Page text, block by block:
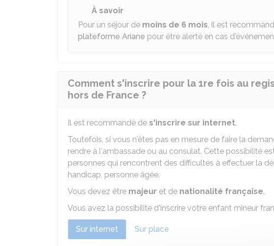
À savoir
Pour un séjour de moins de 6 mois, il est
plateforme Ariane pour être alerté en cas
Comment s'inscrire pour la 1re fois au
hors de France ?
Il est recommandé de s'inscrire sur internet.
Toutefois, si vous n'êtes pas en mesure de faire la
rendre à l'ambassade ou au consulat. Cette possibilité
personnes qui rencontrent des difficultés à effectuer la
handicap, personne âgée.
Vous devez être majeur et de nationalité française.
Vous avez la possibilité d'inscrire votre enfant mineur
Sur internet Sur place